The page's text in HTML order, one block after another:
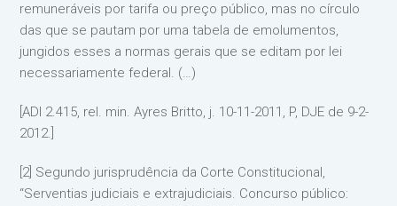
remuneráveis por tarifa ou preço público, mas no círculo
das que se pautam por uma tabela de emolumentos,
jungidos esses a normas gerais que se editam por lei
necessariamente federal. (…)
[ADI 2.415, rel. min. Ayres Britto, j. 10-11-2011, P, DJE de 9-2-
2012.]
[2] Segundo jurisprudência da Corte Constitucional,
“Serventias judiciais e extrajudiciais. Concurso público: